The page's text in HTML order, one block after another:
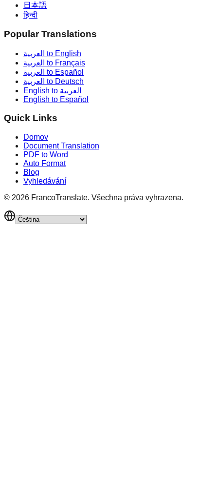
日本語
हिन्दी
Popular Translations
العربية to English
العربية to Français
العربية to Español
العربية to Deutsch
English to العربية
English to Español
Quick Links
Domov
Document Translation
PDF to Word
Auto Format
Blog
Vyhledávání
© 2026 FrancoTranslate. Všechna práva vyhrazena.